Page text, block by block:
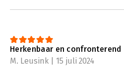
Herkenbaar en confronterend
M. Leusink | 15 juli 2024